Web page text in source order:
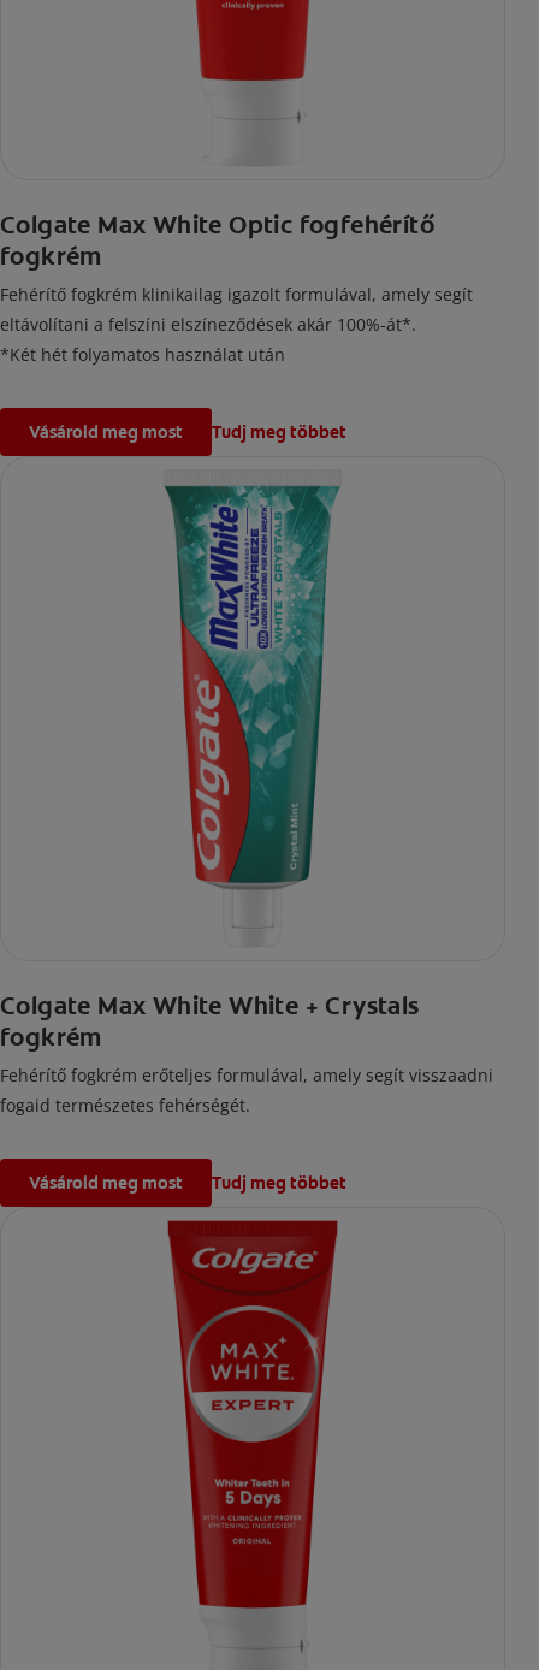
Colgate Max White Optic fogfehérítő
fogkrém
Fehérítő fogkrém klinikailag igazolt formulával, amely segít
eltávolítani a felszíni elszíneződések akár 100%-át*.
*Két hét folyamatos használat után
Vásárold meg most Tudj meg többet
Colgate Max White White + Crystals
fogkrém
Fehérítő fogkrém erőteljes formulával, amely segít visszaadni
fogaid természetes fehérségét.
Vásárold meg most Tudj meg többet